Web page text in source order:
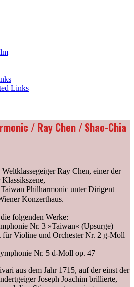
Links
/ Ray Chen / Shao-Chia
Ray Chen, einer der
Klassikszene,
Philharmonic unter Dirigent
Konzerthaus.
folgenden Werke:
Nr. 3 »Taiwan« (Upsurge)
Violine und Orchester Nr. 2 g-Moll
Nr. 5 d-Moll op. 47
aus dem Jahr 1715, auf der einst der
Joseph Joachim brillierte,